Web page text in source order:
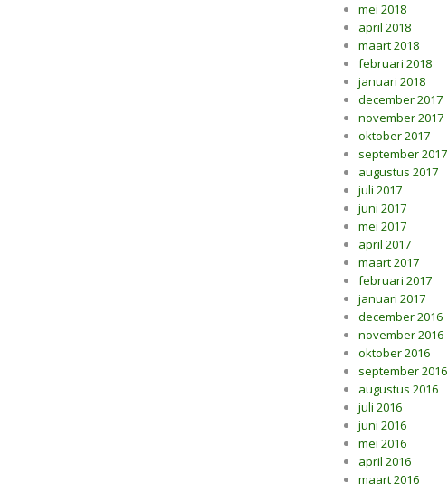
mei 2018
april 2018
maart 2018
februari 2018
januari 2018
december 2017
november 2017
oktober 2017
september 2017
augustus 2017
juli 2017
juni 2017
mei 2017
april 2017
maart 2017
februari 2017
januari 2017
december 2016
november 2016
oktober 2016
september 2016
augustus 2016
juli 2016
juni 2016
mei 2016
april 2016
maart 2016